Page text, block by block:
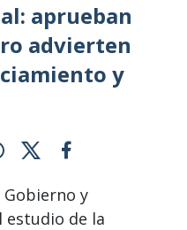
aprueban
advierten
y
Gobierno y
estudio de la